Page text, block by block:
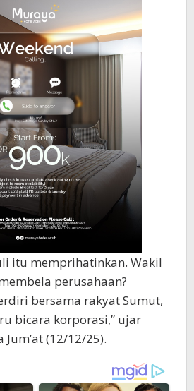
itu memprihatinkan. Wakil
perusahaan?
bersama rakyat Sumut,
bicara korporasi,” ujar
(12/12/25).